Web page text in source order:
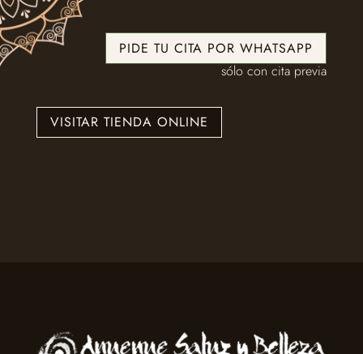
PIDE TU CITA POR WHATSAPP
sólo con cita previa
VISITAR TIENDA ONLINE